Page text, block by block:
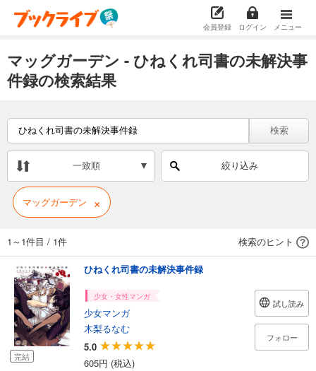
会員登録 ログイン メニュー
マッグガーデン - ひねくれ司書の未解決事
件録の検索結果
検索
一致順 絞り込み
マッグガーデン ×
1～1件目 / 1件 検索のヒント
完結
ひねくれ司書の未解決事件録
少女・女性マンガ
少女マンガ
木梨るなむ
5.0
605円 (税込)
試し読み
フォロー